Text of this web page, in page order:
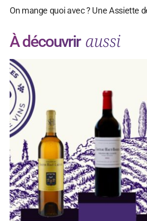
On mange quoi avec ? Une Assiette
À découvrir aussi